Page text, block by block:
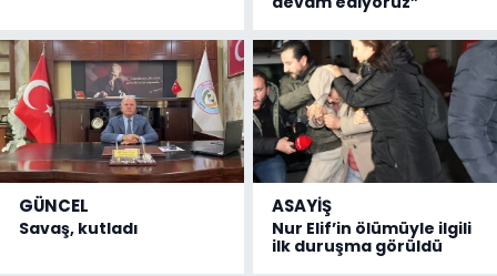
GÜNCEL
Savaş, kutladı
ASAYİŞ
Nur Elif’in ölümüyle ilgili
ilk duruşma görüldü